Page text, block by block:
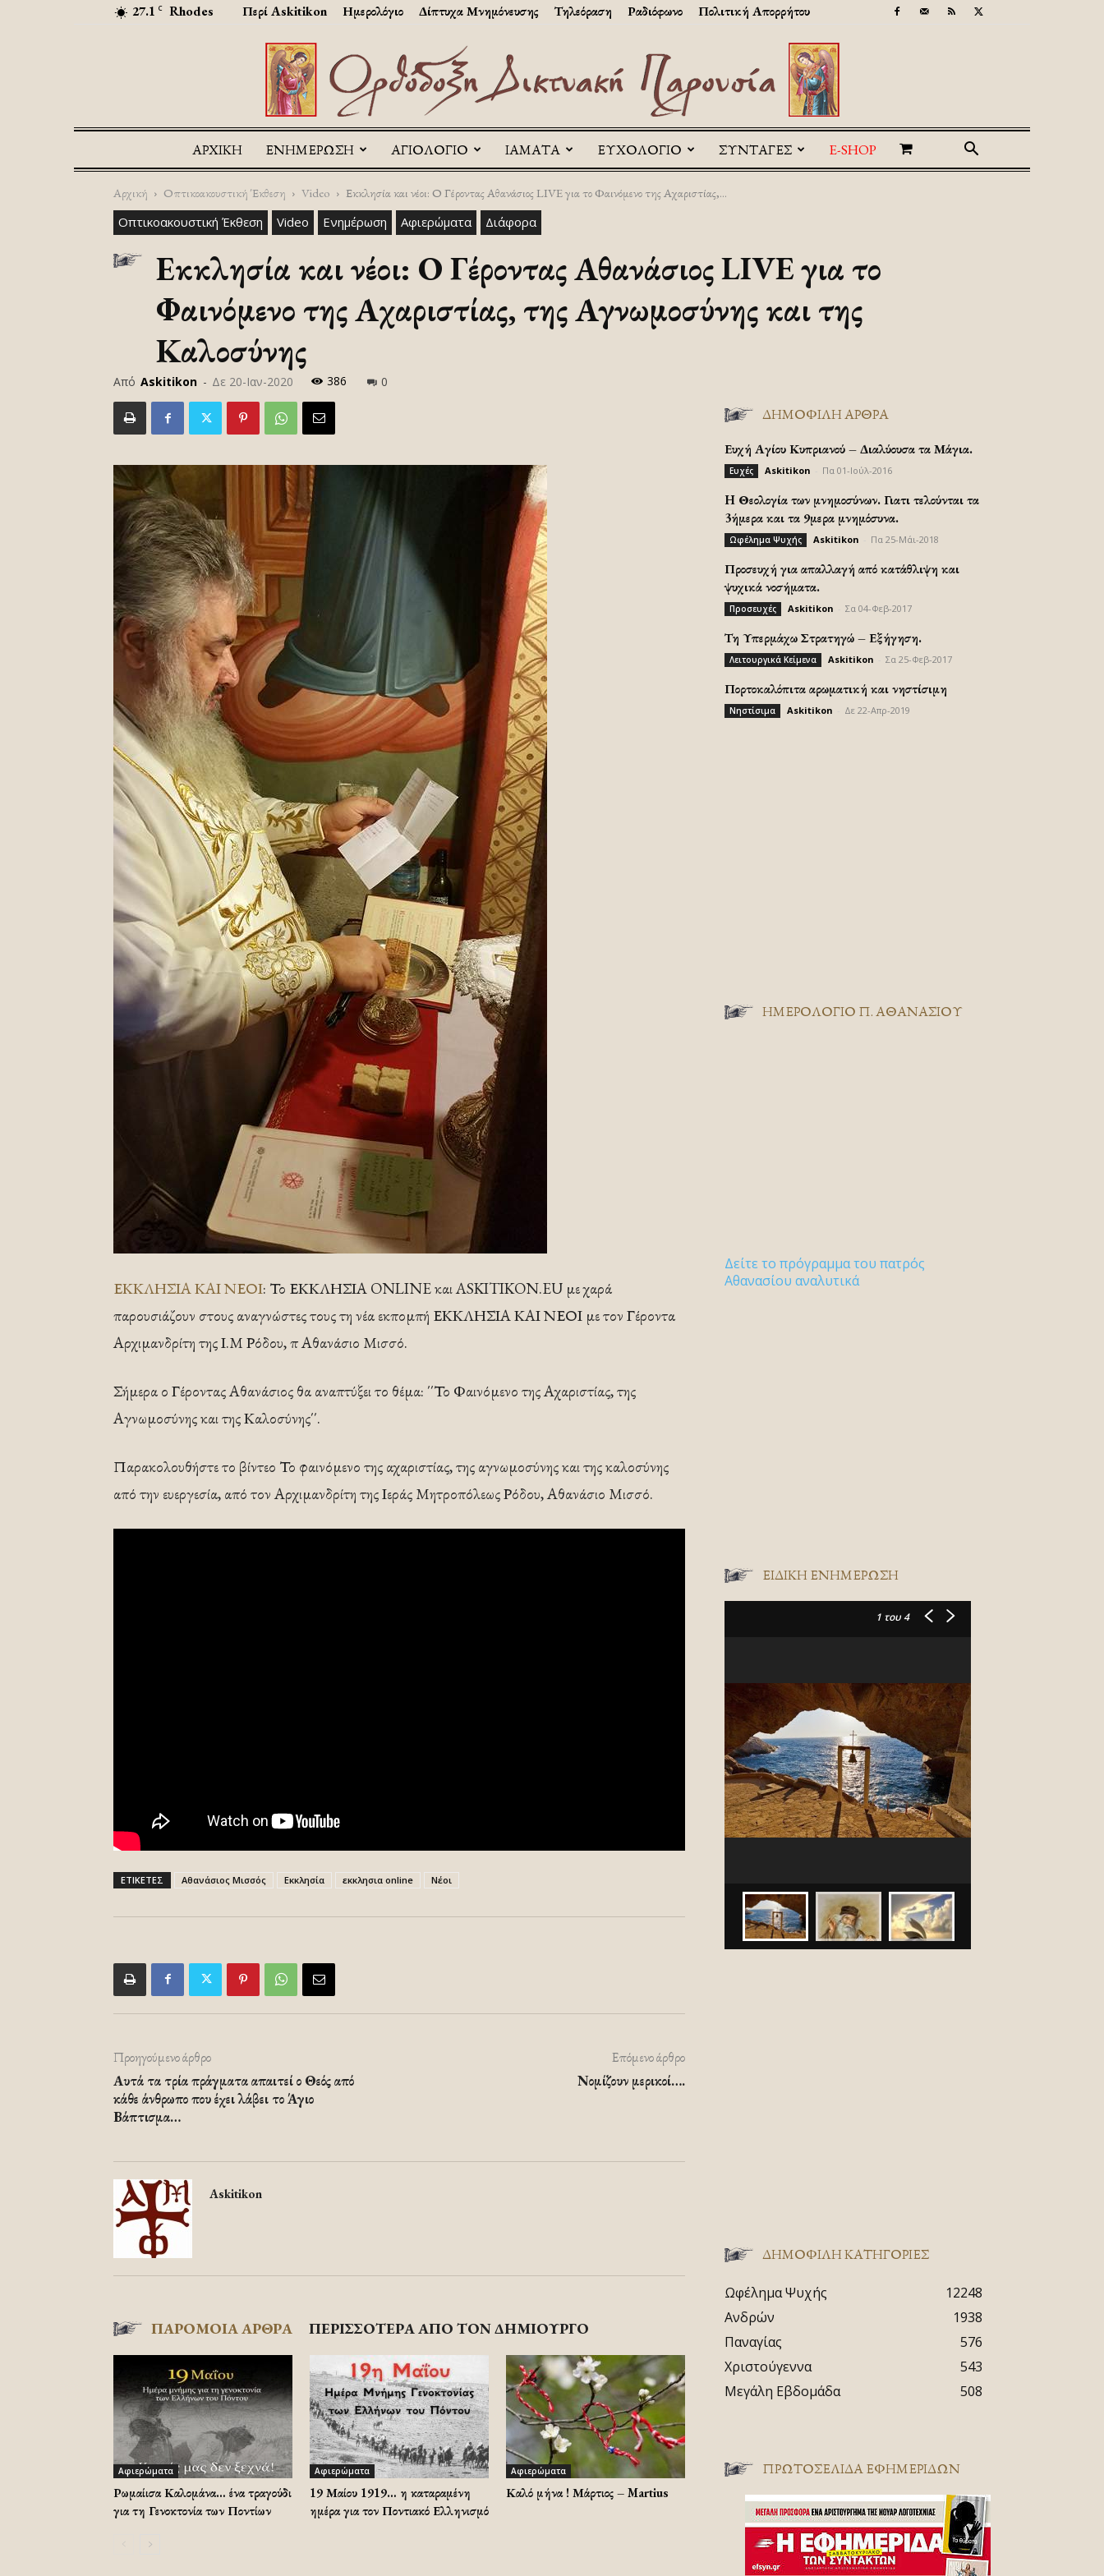
27.1 C Rhodes Περί Askitikon Ημερολόγιο Δίπτυχα Μνημόνευσης Τηλεόραση Ραδιόφωνο Πολιτική Απορρήτου
Askitikon
ΑΡΧΙΚΉ ΕΝΗΜΕΡΩΣΗ ΑΓΙΟΛΟΓΙΟ ΙΑΜΑΤΑ ΕΥΧΟΛΟΓΙΟ ΣΥΝΤΑΓΕΣ E-SHOP
Αρχική Οπτικοακουστική Έκθεση Video Εκκλησία και νέοι: Ο Γέροντας Αθανάσιος LIVE για το Φαινόμενο της Αχαριστίας,...
Οπτικοακουστική Έκθεση Video Ενημέρωση Αφιερώματα Διάφορα
Εκκλησία και νέοι: Ο Γέροντας Αθανάσιος LIVE για το
Φαινόμενο της Αχαριστίας, της Αγνωμοσύνης και της
Καλοσύνης
Από Askitikon - Δε 20-Ιαν-2020 386 0
ΕΚΚΛΗΣΙΑ ΚΑΙ ΝΕΟΙ: Το ΕΚΚΛΗΣΙΑ ONLINE και ASKITIKON.EU με χαρά
παρουσιάζουν στους αναγνώστες τους τη νέα εκπομπή ΕΚΚΛΗΣΙΑ ΚΑΙ ΝΕΟΙ με τον Γέροντα
Αρχιμανδρίτη της Ι.Μ Ρόδου, π Αθανάσιο Μισσό.
Σήμερα ο Γέροντας Αθανάσιος θα αναπτύξει το θέμα: ΄΄Το Φαινόμενο της Αχαριστίας, της
Αγνωμοσύνης και της Καλοσύνης΄΄.
Παρακολουθήστε το βίντεο Το φαινόμενο της αχαριστίας, της αγνωμοσύνης και της καλοσύνης
από την ευεργεσία, από τον Αρχιμανδρίτη της Ιεράς Μητροπόλεως Ρόδου, Αθανάσιο Μισσό.
ΕΤΙΚΕΤΕΣ Αθανάσιος Μισσός Εκκλησία εκκλησια online Νέοι
Προηγούμενο άρθρο
Αυτά τα τρία πράγματα απαιτεί ο Θεός από
κάθε άνθρωπο που έχει λάβει το Άγιο
Βάπτισμα…
Επόμενο άρθρο
Νομίζουν μερικοί….
Askitikon
ΠΑΡΟΜΟΙΑ ΑΡΘΡΑ ΠΕΡΙΣΣΟΤΕΡΑ ΑΠΟ ΤΟΝ ΔΗΜΙΟΥΡΓΟ
Αφιερώματα
Ρωμαίισα Καλομάνα… ένα τραγούδι
για τη Γενοκτονία των Ποντίων
Αφιερώματα
19 Μαίου 1919… η καταραμένη
ημέρα για τον Ποντιακό Ελληνισμό
Αφιερώματα
Καλό μήνα ! Μάρτιος – Martius
ΔΗΜΟΦΙΛΗ ΑΡΘΡΑ
Ευχή Αγίου Κυπριανού – Διαλύουσα τα Μάγια.
Ευχές Askitikon Πα 01-Ιούλ-2016
H Θεολογία των μνημοσύνων. Γιατι τελούνται τα
3ήμερα και τα 9μερα μνημόσυνα.
Ωφέλημα Ψυχής Askitikon Πα 25-Μάι-2018
Προσευχή για απαλλαγή από κατάθλιψη και
ψυχικά νοσήματα.
Προσευχές Askitikon Σα 04-Φεβ-2017
Τη Υπερμάχω Στρατηγώ – Εξήγηση.
Λειτουργικά Κείμενα Askitikon Σα 25-Φεβ-2017
Πορτοκαλόπιτα αρωματική και νηστίσιμη
Νηστίσιμα Askitikon Δε 22-Απρ-2019
ΗΜΕΡΟΛΟΓΙΟ Π. ΑΘΑΝΑΣΙΟΥ
Δείτε το πρόγραμμα του πατρός
Αθανασίου αναλυτικά
ΕΙΔΙΚΉ ΕΝΗΜΈΡΩΣΗ
1 του 4
ΔΗΜΟΦΙΛΗ ΚΑΤΗΓΟΡΙΕΣ
Ωφέλημα Ψυχής
12248
Ανδρών
1938
Παναγίας
576
Χριστούγεννα
543
Μεγάλη Εβδομάδα
508
ΠΡΩΤΟΣΈΛΙΔΑ ΕΦΗΜΕΡΊΔΩΝ